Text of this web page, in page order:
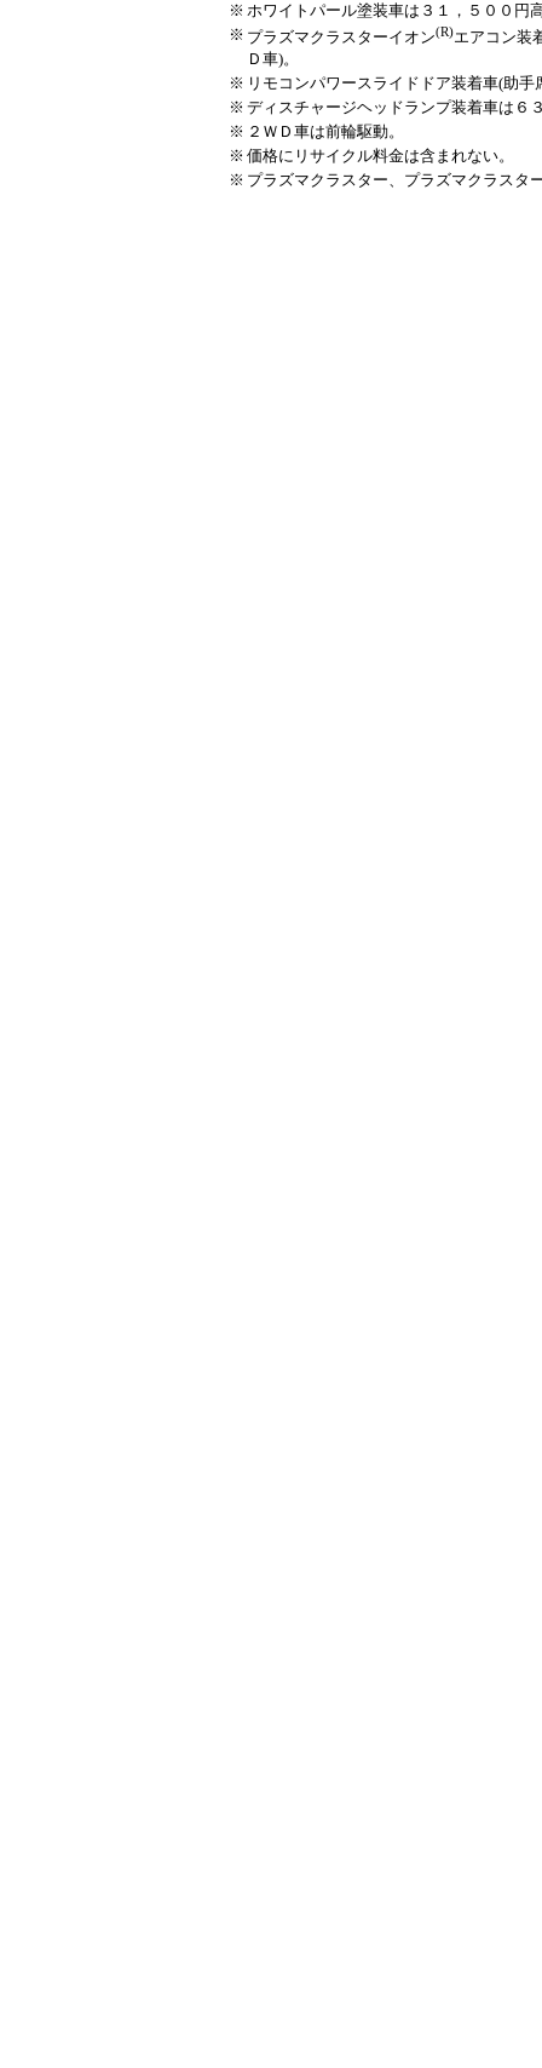
※ ホワイトパール塗装車は３１，５００円
※ プラズマクラスターイオン(R)エアコン装
Ｄ車)。
※ リモコンパワースライドドア装着車(助
※ ディスチャージヘッドランプ装着車は６
※ ２ＷＤ車は前輪駆動。
※ 価格にリサイクル料金は含まれない。
※ プラズマクラスター、プラズマクラスタ